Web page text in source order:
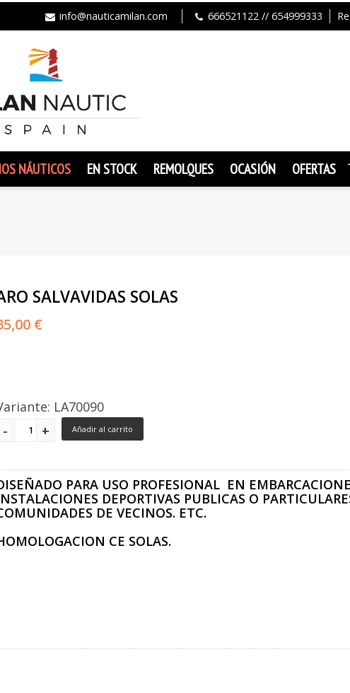
info@nauticamilan.com 666521122 // 654999333
NÁUTICOS EN STOCK REMOLQUES OCASIÓN OFERTAS
SALVAVIDAS SOLAS
€
LA70090
Añadir al carrito
PARA USO PROFESIONAL EN
DEPORTIVAS PUBLICAS O
DE VECINOS. ETC.
CE SOLAS.